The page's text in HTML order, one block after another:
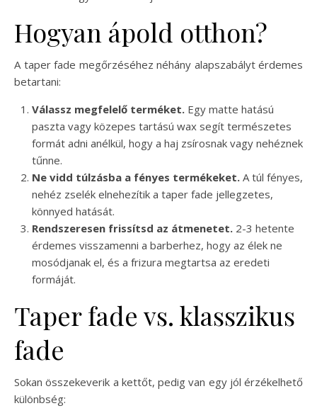
Hogyan ápold otthon?
A taper fade megőrzéséhez néhány alapszabályt érdemes
betartani:
Válassz megfelelő terméket. Egy matte hatású
paszta vagy közepes tartású wax segít természetes
formát adni anélkül, hogy a haj zsírosnak vagy nehéznek
tűnne.
Ne vidd túlzásba a fényes termékeket. A túl fényes,
nehéz zselék elnehezítik a taper fade jellegzetes,
könnyed hatását.
Rendszeresen frissítsd az átmenetet. 2-3 hetente
érdemes visszamenni a barberhez, hogy az élek ne
mosódjanak el, és a frizura megtartsa az eredeti
formáját.
Taper fade vs. klasszikus
fade
Sokan összekeverik a kettőt, pedig van egy jól érzékelhető
különbség: